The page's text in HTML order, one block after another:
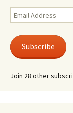
Email
Address
Subscribe
Join 28 other